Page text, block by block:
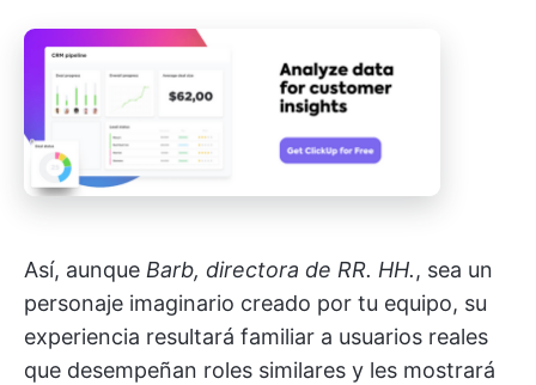
Así, aunque Barb, directora de RR. HH., sea un
personaje imaginario creado por tu equipo, su
experiencia resultará familiar a usuarios reales
que desempeñan roles similares y les mostrará